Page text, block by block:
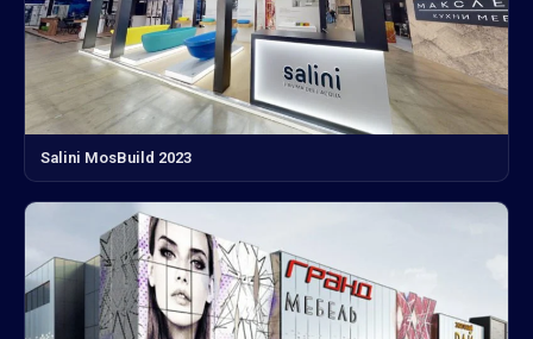
Salini MosBuild 2023